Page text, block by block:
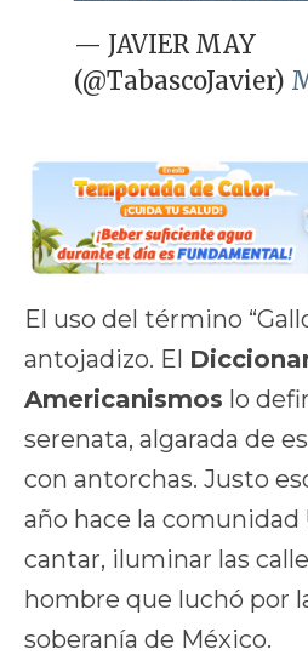
— JAVIER MAY
(@TabascoJavier)
El uso del término
antojadizo. El
Americanismos lo
serenata, algarada de
con antorchas. Justo
año hace la comunidad
cantar, iluminar las
hombre que luchó por
soberanía de México.